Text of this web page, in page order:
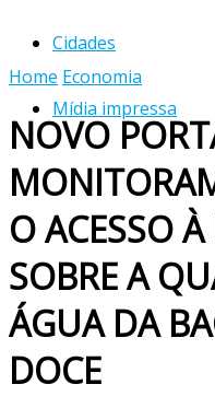
Cidades
Mídia impressa
Home Economia
NOVO
O ACESSO
SOBRE A
ÁGUA DA
DOCE